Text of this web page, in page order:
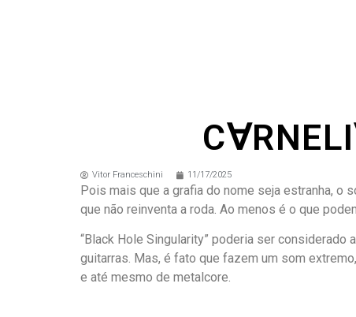
Vitor Franceschini 11/17/2025
Pois mais que a grafia do nome seja estranha, o
que não reinventa a roda. Ao menos é o que
“Black Hole Singularity” poderia ser
guitarras. Mas, é fato que fazem um som
e até mesmo de metalcore.